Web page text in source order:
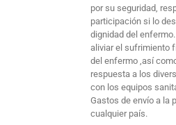
por su seguridad,
participación si lo
dignidad del
aliviar el sufrimiento
del enfermo ,así
respuesta a los
con los equipos
Gastos de envío a la
cualquier país.